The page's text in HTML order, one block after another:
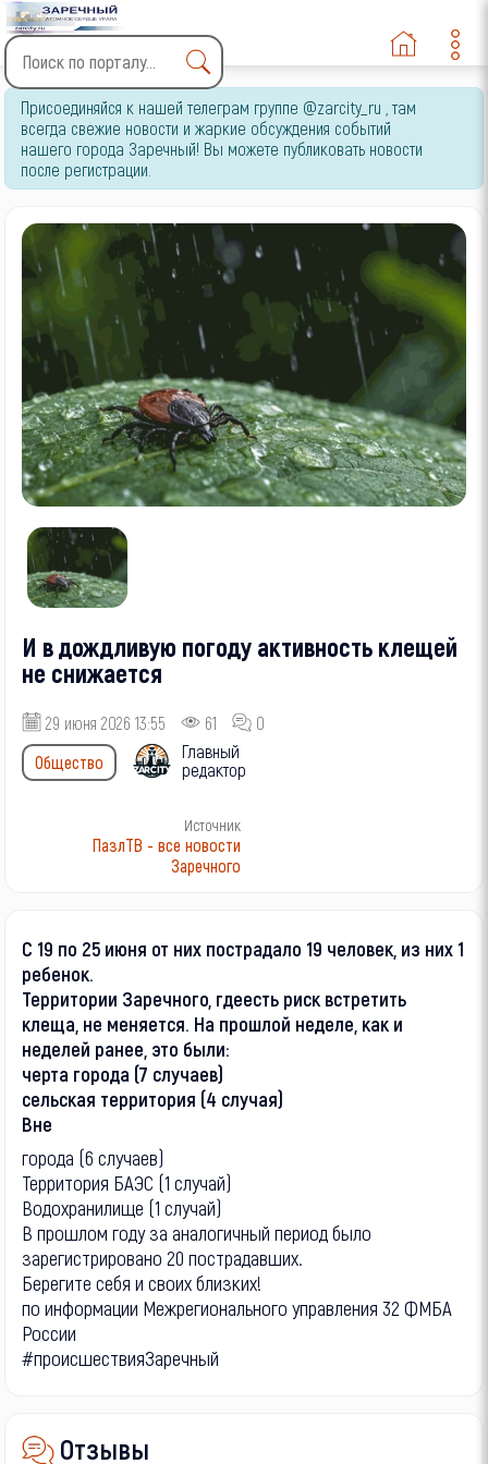
Type 2 or more characters
for results.
Присоединяйся к нашей телеграм группе @zarcity_ru , там
всегда свежие новости и жаркие обсуждения событий
нашего города Заречный! Вы можете публиковать новости
после регистрации.
И в дождливую погоду активность клещей
не снижается
29 июня 2026 13:55 61
0
Общество
Главный
редактор
Источник
ПазлТВ - все новости
Заречного
С 19 по 25 июня от них пострадало 19 человек, из них 1
ребенок.
Территории Заречного, гдеесть риск встретить
клеща, не меняется. На прошлой неделе, как и
неделей ранее, это были:
черта города (7 случаев)
сельская территория (4 случая)
Вне
города (6 случаев)
Территория БАЭС (1 случай)
Водохранилище (1 случай)
В прошлом году за аналогичный период было
зарегистрировано 20 пострадавших.
Берегите себя и своих близких!
по информации Межрегионального управления 32 ФМБА
России
#происшествияЗаречный
Отзывы